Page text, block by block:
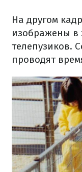
На другом
изображены в
телепузиков.
проводят